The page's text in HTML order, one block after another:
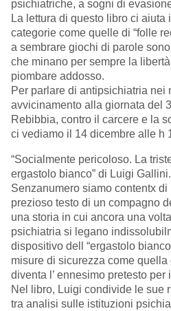
psichiatriche, a sogni di
La lettura di questo libro ci aiuta
categorie come quelle di “folle
a sembrare giochi di parole
che minano per sempre la
piombare addosso.
Per parlare di antipsichiatria nei
avvicinamento alla giornata del
Rebibbia, contro il carcere e la
ci vediamo il 14 dicembre alle h
“Socialmente pericoloso. La
ergastolo bianco” di Luigi
Senzanumero siamo contentx
prezioso testo di un compagno
una storia in cui ancora una
psichiatria si legano
dispositivo dell “ergastolo
misure di sicurezza come
diventa l’ ennesimo pretesto
Nel libro, Luigi condivide le sue
tra analisi sulle istituzioni